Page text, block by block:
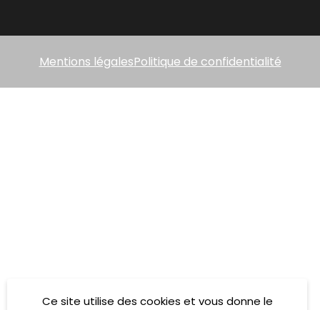
Mentions légalesPolitique de confidentialité
Ce site utilise des cookies et vous donne le